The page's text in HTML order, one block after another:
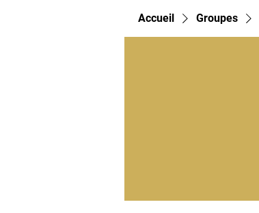
Accueil Groupes